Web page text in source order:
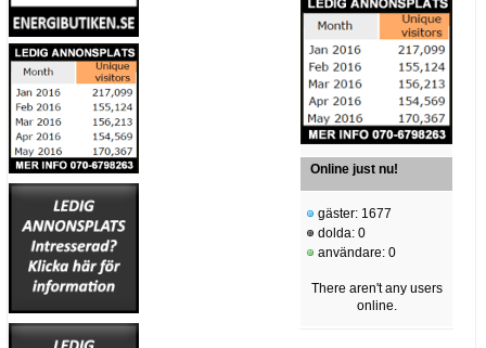
Online just nu!
gäster: 1677
dolda: 0
användare: 0
There aren't any users
online.